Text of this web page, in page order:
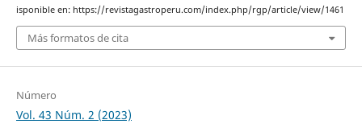
isponible en: https://revistagastroperu.com/index.php/rgp/article/view/1461
Más formatos de cita
Número
Vol. 43 Núm. 2 (2023)